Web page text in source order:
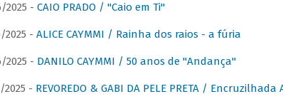
2025 - CAIO PRADO / "Caio em Ti"
2025 - ALICE CAYMMI / Rainha dos raios - a fúria
2025 - DANILO CAYMMI / 50 anos de "Andança"
- REVOREDO & GABI DA PELE PRETA / Encruzilhada